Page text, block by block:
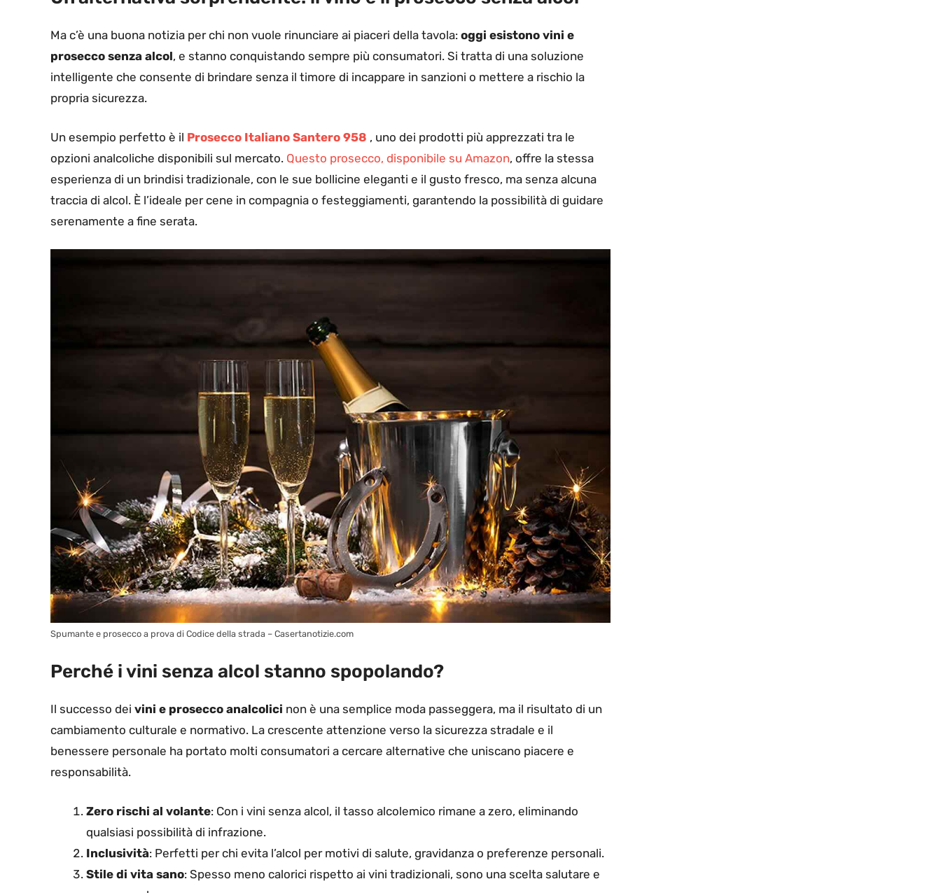
Ma c’è una buona notizia per chi non vuole rinunciare ai piaceri della tavola: oggi esistono vini e
prosecco senza alcol, e stanno conquistando sempre più consumatori. Si tratta di una soluzione
intelligente che consente di brindare senza il timore di incappare in sanzioni o mettere a rischio la
propria sicurezza.
Un esempio perfetto è il Prosecco Italiano Santero 958 , uno dei prodotti più apprezzati tra le
opzioni analcoliche disponibili sul mercato. Questo prosecco, disponibile su Amazon, offre la stessa
esperienza di un brindisi tradizionale, con le sue bollicine eleganti e il gusto fresco, ma senza alcuna
traccia di alcol. È l’ideale per cene in compagnia o festeggiamenti, garantendo la possibilità di guidare
serenamente a fine serata.
Spumante e prosecco a prova di Codice della strada – Casertanotizie.com
Perché i vini senza alcol stanno spopolando?
Il successo dei vini e prosecco analcolici non è una semplice moda passeggera, ma il risultato di un
cambiamento culturale e normativo. La crescente attenzione verso la sicurezza stradale e il
benessere personale ha portato molti consumatori a cercare alternative che uniscano piacere e
responsabilità.
Zero rischi al volante: Con i vini senza alcol, il tasso alcolemico rimane a zero, eliminando
qualsiasi possibilità di infrazione.
Inclusività: Perfetti per chi evita l’alcol per motivi di salute, gravidanza o preferenze personali.
Stile di vita sano: Spesso meno calorici rispetto ai vini tradizionali, sono una scelta salutare e